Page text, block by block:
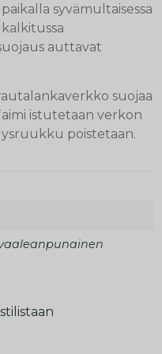
syvämultaisessa
auttavat
suojaa
istutetaan verkon
poistetaan.